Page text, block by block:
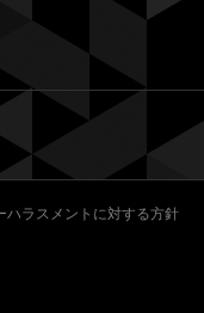
ハラスメントに対する方針